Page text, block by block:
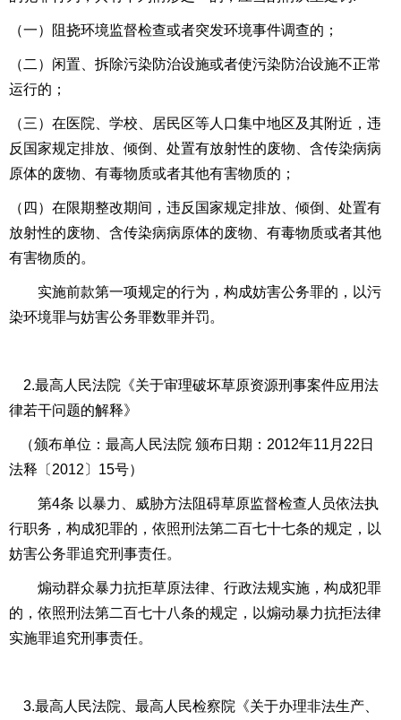
（一）阻挠环境监督检查或者突发环境事件调查的；
（二）闲置、拆除污染防治设施或者使污染防治设施不正常
运行的；
（三）在医院、学校、居民区等人口集中地区及其附近，违
反国家规定排放、倾倒、处置有放射性的废物、含传染病病
原体的废物、有毒物质或者其他有害物质的；
（四）在限期整改期间，违反国家规定排放、倾倒、处置有
放射性的废物、含传染病病原体的废物、有毒物质或者其他
有害物质的。
实施前款第一项规定的行为，构成妨害公务罪的，以污
染环境罪与妨害公务罪数罪并罚。
2.最高人民法院《关于审理破坏草原资源刑事案件应用法
律若干问题的解释》
（颁布单位：最高人民法院 颁布日期： 2012年11 月 22 日
法释〔 2012 〕 15号）
第4条 以暴力、威胁方法阻碍草原监督检查人员依法执
行职务，构成犯罪的，依照刑法第二百七十七条的规定，以
妨害公务罪追究刑事责任。
煽动群众暴力抗拒草原法律、行政法规实施，构成犯罪
的，依照刑法第二百七十八条的规定，以煽动暴力抗拒法律
实施罪追究刑事责任。
3.最高人民法院、最高人民检察院《关于办理非法生产、